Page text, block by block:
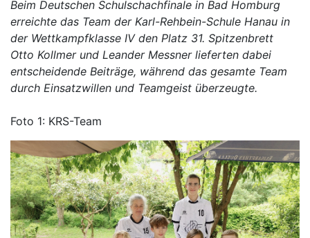
Beim Deutschen Schulschachfinale in Bad Homburg
erreichte das Team der Karl-Rehbein-Schule Hanau in
der Wettkampfklasse IV den Platz 31. Spitzenbrett
Otto Kollmer und Leander Messner lieferten dabei
entscheidende Beiträge, während das gesamte Team
durch Einsatzwillen und Teamgeist überzeugte.
Foto 1: KRS-Team